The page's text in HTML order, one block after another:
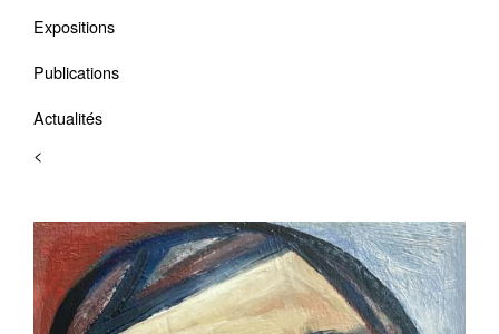
Expositions
Publications
Actualités
<